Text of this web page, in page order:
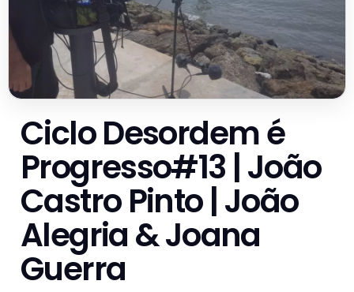
Ciclo Desordem é
Progresso#13 | João
Castro Pinto | João
Alegria & Joana
Guerra